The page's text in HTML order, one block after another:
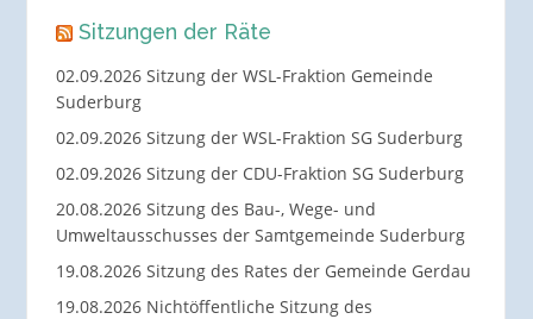
Sitzungen der Räte
02.09.2026 Sitzung der WSL-Fraktion Gemeinde
Suderburg
02.09.2026 Sitzung der WSL-Fraktion SG Suderburg
02.09.2026 Sitzung der CDU-Fraktion SG Suderburg
20.08.2026 Sitzung des Bau-, Wege- und
Umweltausschusses der Samtgemeinde Suderburg
19.08.2026 Sitzung des Rates der Gemeinde Gerdau
19.08.2026 Nichtöffentliche Sitzung des